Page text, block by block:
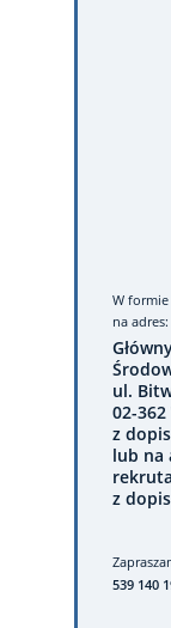
W
na adres:
ul.
02-362
z
lub na
z
539 140